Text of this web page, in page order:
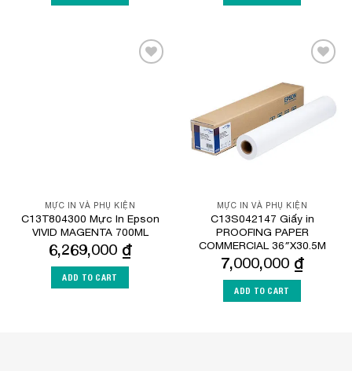
MỰC IN VÀ PHỤ KIỆN
C13T804300 Mực In Epson
VIVID MAGENTA 700ML
6,269,000 ₫
ADD TO CART
Wishlist
MỰC IN VÀ PHỤ KIỆN
C13S042147 Giấy in
PROOFING PAPER
COMMERCIAL 36″X30.5M
7,000,000 ₫
ADD TO CART